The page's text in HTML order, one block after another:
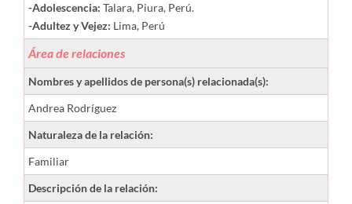
-Adolescencia: Talara, Piura, Perú.
-Adultez y Vejez: Lima, Perú
Área de relaciones
Nombres y apellidos de persona(s) relacionada(s):
Andrea Rodríguez
Naturaleza de la relación:
Familiar
Descripción de la relación: